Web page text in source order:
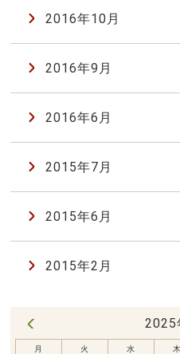
2016年10月
2016年9月
2016年6月
2015年7月
2015年6月
2015年2月
2025
月 火 水 木